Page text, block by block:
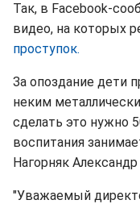
Так, в Facebook-
видео, на которых
проступок.
За опоздание дети
неким
сделать это нужно
воспитания
Нагорняк
"Уважаемый